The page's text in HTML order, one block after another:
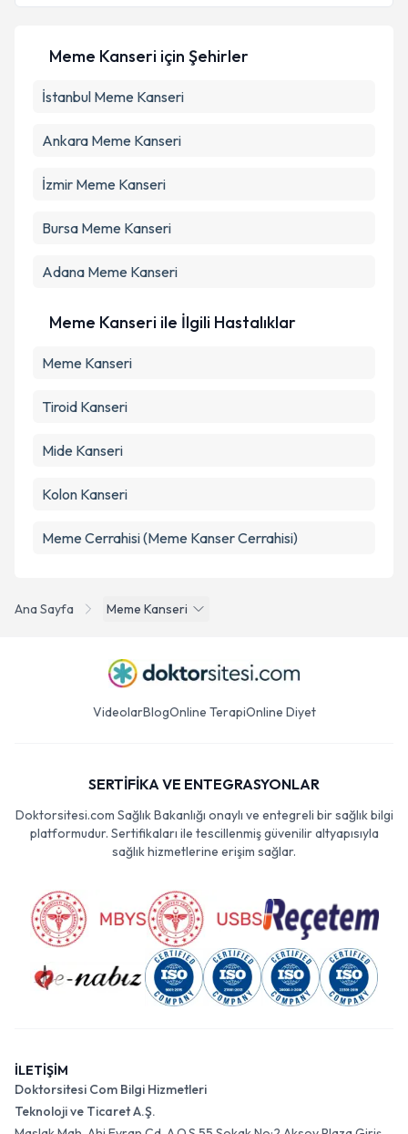
Ana Sayfa Meme Kanseri
Meme Kanseri için Şehirler
İstanbul Meme Kanseri
Ankara Meme Kanseri
İzmir Meme Kanseri
Bursa Meme Kanseri
Adana Meme Kanseri
Meme Kanseri ile İlgili Hastalıklar
Meme Kanseri
Tiroid Kanseri
Mide Kanseri
Kolon Kanseri
Meme Cerrahisi (Meme Kanser Cerrahisi)
VideolarBlogOnline TerapiOnline Diyet
SERTİFİKA VE ENTEGRASYONLAR
Doktorsitesi.com Sağlık Bakanlığı onaylı ve entegreli bir sağlık bilgi
platformudur. Sertifikaları ile tescillenmiş güvenilir altyapısıyla
sağlık hizmetlerine erişim sağlar.
İLETİŞİM
Doktorsitesi Com Bilgi Hizmetleri
Teknoloji ve Ticaret A.Ş.